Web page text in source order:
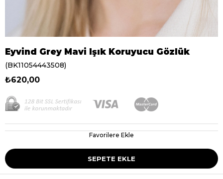
Eyvind Grey Mavi Işık Koruyucu Gözlük
(BK11054443508)
₺620,00
Favorilere Ekle